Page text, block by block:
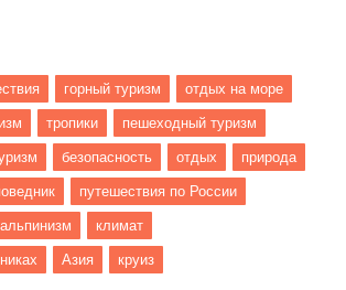
горный туризм отдых на море
тропики пешеходный туризм
безопасность отдых природа
путешествия по России
альпинизм климат
Азия круиз